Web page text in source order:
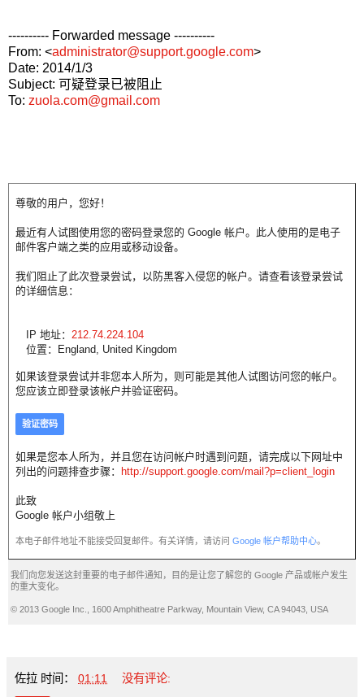
---------- Forwarded message ----------
From: <administrator@support.google.com>
Date: 2014/1/3
Subject: 可疑登录已被阻止
To: zuola.com@gmail.com
尊敬的用户，您好！
最近有人试图使用您的密码登录您的 Google 帐户。此人使用的是电子
邮件客户端之类的应用或移动设备。
我们阻止了此次登录尝试，以防黑客入侵您的帐户。请查看该登录尝试
的详细信息：
IP 地址： 212.74.224.104
位置：England, United Kingdom
如果该登录尝试并非您本人所为，则可能是其他人试图访问您的帐户。
您应该立即登录该帐户并验证密码。
验证密码
如果是您本人所为，并且您在访问帐户时遇到问题，请完成以下网址中
列出的问题排查步骤：
http://support.google.com/mail?p=client_login
此致
Google 帐户小组敬上
本电子邮件地址不能接受回复邮件。有关详情，请访问 Google 帐户帮助中心。
我们向您发送这封重要的电子邮件通知，目的是让您了解您的 Google 产品或帐户发生
的重大变化。
© 2013 Google Inc., 1600 Amphitheatre Parkway, Mountain View, CA 94043, USA
佐拉 时间： 01:11 没有评论: